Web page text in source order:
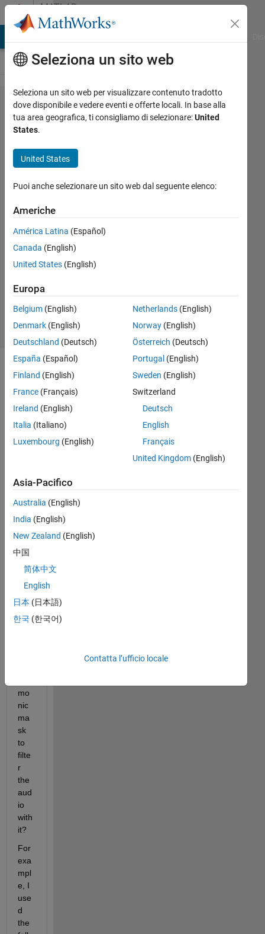
Vai al contenutoMATLAB
Answers
how to
use pitch
harmonic
filtering
John
23 Ott
2018
Risposte
4
(30 giorni)
ng
buil
t in
pitc
fun
ctio
n,
w
can
mo
nic
ma
sk
to
filte
r
the
aud
io
with
it?
For
exa
mpl
e, I
use
d
the
Seleziona un sito web
Seleziona un sito web per visualizzare contenuto tradotto
dove disponibile e vedere eventi e offerte locali. In base alla
tua area geografica, ti consigliamo di selezionare:United
States.
United States
Puoi anche selezionare un sito web dal seguente elenco:
Americhe
América Latina (Español)
Canada (English)
United States (English)
Europa
Belgium (English)
Denmark (English)
Deutschland (Deutsch)
España (Español)
Finland (English)
France (Français)
Ireland (English)
Italia (Italiano)
Luxembourg (English)
Netherlands(English)
Norway(English)
Österreich (Deutsch)
Portugal (English)
Sweden (English)
Switzerland
Deutsch
English
Français
United Kingdom(English)
Asia-Pacifico
Australia (English)
India (English)
New Zealand (English)
中国
简体中文
English
日本 (日本語)
한국 (한국어)
Contatta l’ufficio locale